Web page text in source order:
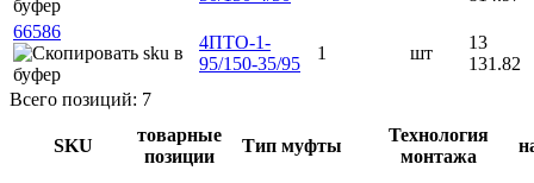
66586
4ПТО-1-
95/150-35/95
1 шт
13
131.82
Всего позиций: 7
SKU
товарные
позиции
Тип муфты
Технология
монтажа